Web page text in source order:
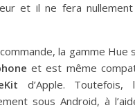
et il ne fera
la gamme Hue
et est même
d’Apple. Toutefois,
sous Android, à